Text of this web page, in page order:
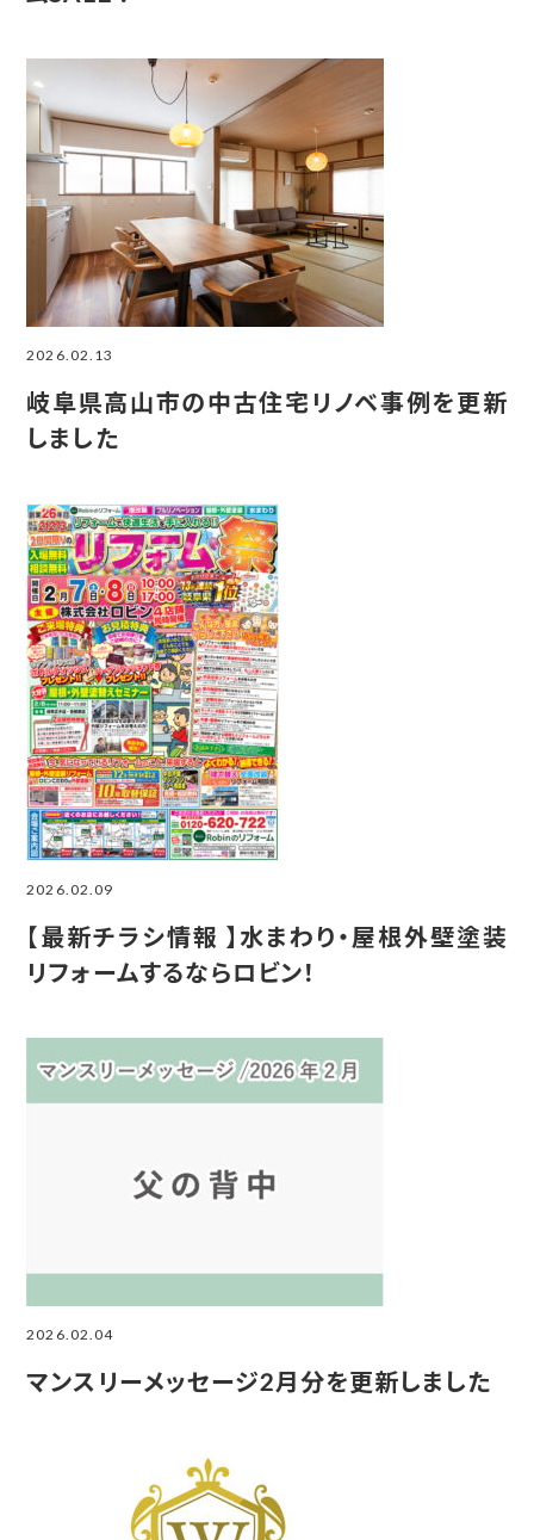
2026.02.13
岐阜県高山市の中古住宅リノベ事例を更新
しました
2026.02.09
【最新チラシ情報 】水まわり・屋根外壁塗装
リフォームするならロビン！
2026.02.04
マンスリーメッセージ2月分を更新しました